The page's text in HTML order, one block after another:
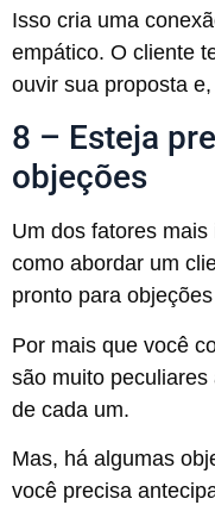
Isso cria uma
empático. O cliente
ouvir sua proposta
8 – Esteja
objeções
Um dos fatores
como abordar um
pronto para
Por mais que você
são muito
de cada um.
Mas, há algumas
você precisa